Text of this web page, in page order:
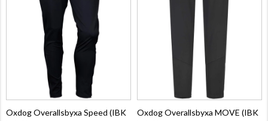
Oxdog Overallsbyxa Speed (IBK
Oxdog Overallsbyxa MOVE (IBK